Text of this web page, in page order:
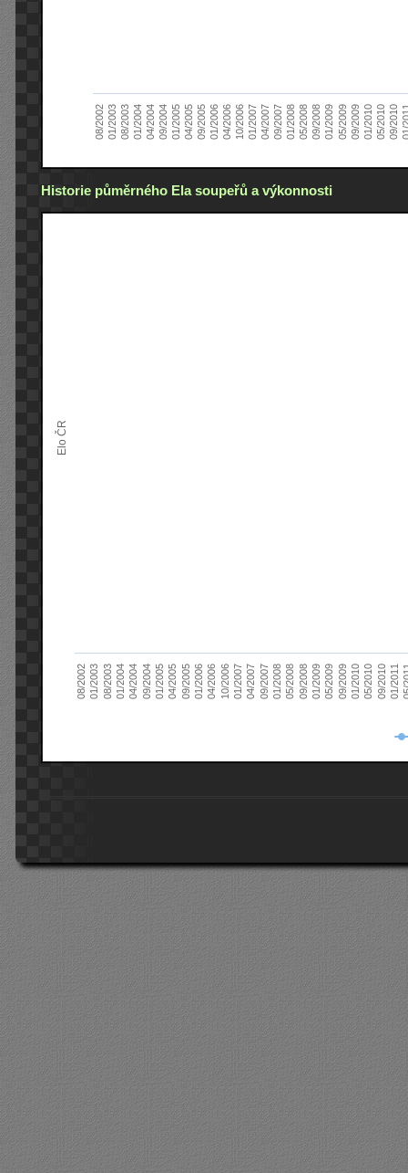
08/200201/200308/200301/200404/200409/200401/200504/200509/200501/200604/200610/200601/200704/200709/200701/200805/200809/200801/200905/200909/200901/201005/201009/2010
Historie půměrného Ela soupeřů a výkonnosti
Elo ČR
08/200201/200308/200301/200404/200409/200401/200504/200509/200501/200604/200610/200601/200704/200709/200701/200805/200809/200801/200905/200909/200901/201005/201009/201001/2011